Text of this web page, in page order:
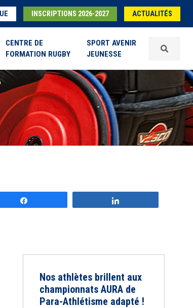
INSCRIPTIONS 2026-2027 ACTUALITÉS
CENTRE DE
FORMATION RUGBY
SPORT AVENIR
JEUNESSE
Nos athlètes brillent aux
championnats AURA de
Para-Athlétisme adapté !